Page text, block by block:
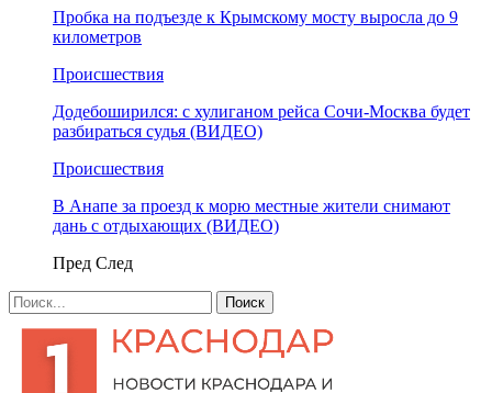
Пробка на подъезде к Крымскому мосту выросла до 9
километров
Происшествия
Додебоширился: с хулиганом рейса Сочи-Москва будет
разбираться судья (ВИДЕО)
Происшествия
В Анапе за проезд к морю местные жители снимают
дань с отдыхающих (ВИДЕО)
Пред След